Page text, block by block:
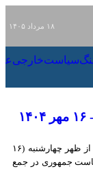
فرهنگ
اعضای هیأت دولت در جمع خبرنگاران - ۱۶
جمعی از وزیران و اعضای کابینه دولت چهاردهم، پیش از ظهر چهارشنبه (۱۶ مهر
در جمع خبرنگاران